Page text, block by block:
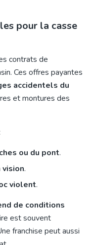
pour la casse
contrats de
Ces offres payantes
accidentels du
et montures des
ou du pont.
.
violent.
de conditions
est souvent
franchise peut aussi